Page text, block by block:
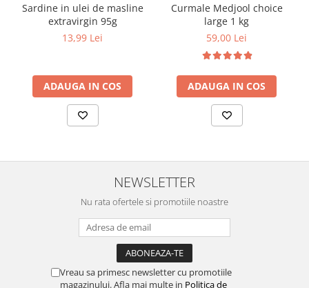
Sardine in ulei de masline
extravirgin 95g
13,99 Lei
ADAUGA IN COS
Curmale Medjool choice
large 1 kg
59,00 Lei
ADAUGA IN COS
NEWSLETTER
Nu rata ofertele si promotiile noastre
Vreau sa primesc newsletter cu promotiile
magazinului. Afla mai multe in Politica de